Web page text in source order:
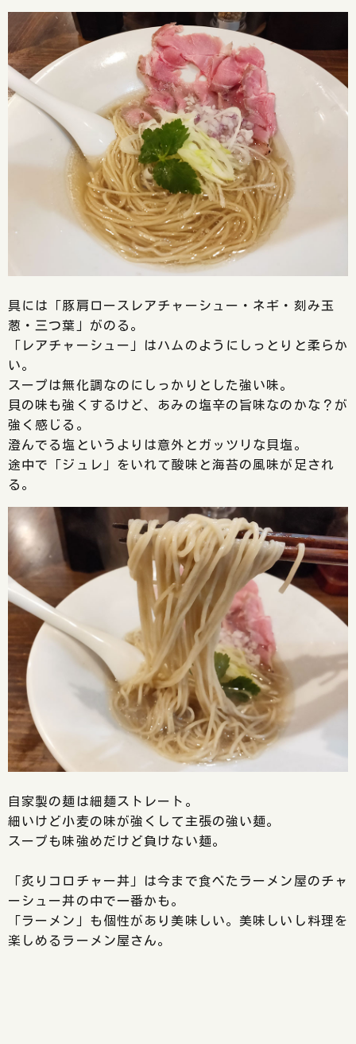
具には「豚肩ロースレアチャーシュー・ネギ・刻み玉
葱・三つ葉」がのる。
「レアチャーシュー」はハムのようにしっとりと柔らか
い。
スープは無化調なのにしっかりとした強い味。
貝の味も強くするけど、あみの塩辛の旨味なのかな？が
強く感じる。
澄んでる塩というよりは意外とガッツリな貝塩。
途中で「ジュレ」をいれて酸味と海苔の風味が足され
る。
自家製の麺は細麺ストレート。
細いけど小麦の味が強くして主張の強い麺。
スープも味強めだけど負けない麺。
「炙りコロチャー丼」は今まで食べたラーメン屋のチャ
ーシュー丼の中で一番かも。
「ラーメン」も個性があり美味しい。美味しいし料理を
楽しめるラーメン屋さん。